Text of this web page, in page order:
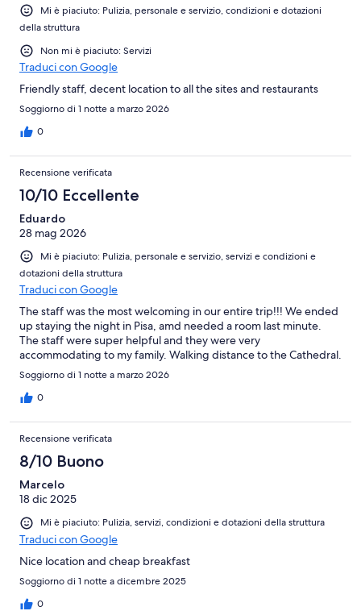
Mi è piaciuto: Pulizia, personale e servizio, condizioni e dotazioni
della struttura
Non mi è piaciuto: Servizi
Traduci con Google
Friendly staff, decent location to all the sites and restaurants
Soggiorno di 1 notte a marzo 2026
0
Recensione verificata
10/10 Eccellente
Eduardo
28 mag 2026
Mi è piaciuto: Pulizia, personale e servizio, servizi e condizioni e
dotazioni della struttura
Traduci con Google
The staff was the most welcoming in our entire trip!!! We ended
up staying the night in Pisa, amd needed a room last minute.
The staff were super helpful and they were very
accommodating to my family. Walking distance to the Cathedral.
Soggiorno di 1 notte a marzo 2026
0
Recensione verificata
8/10 Buono
Marcelo
18 dic 2025
Mi è piaciuto: Pulizia, servizi, condizioni e dotazioni della struttura
Traduci con Google
Nice location and cheap breakfast
Soggiorno di 1 notte a dicembre 2025
0